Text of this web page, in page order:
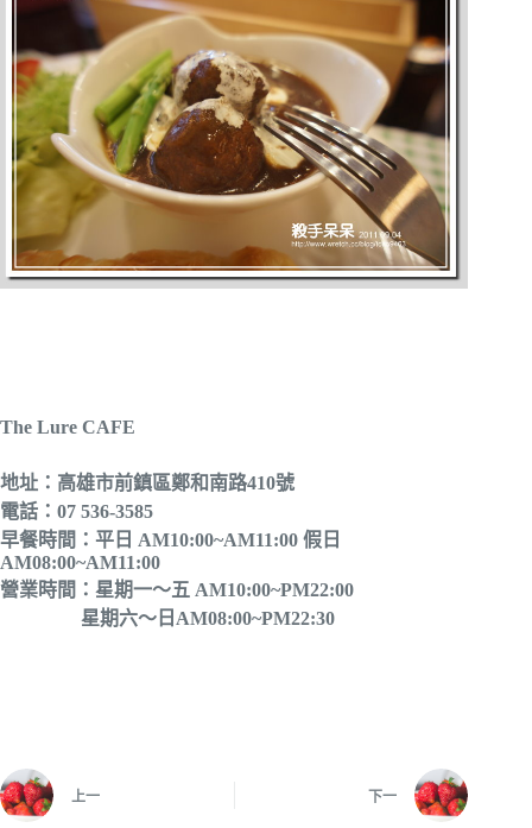
The Lure CAFE
地址：高雄市前鎮區鄭和南路410號
電話：07 536-3585
早餐時間：平日 AM10:00~AM11:00 假日
AM08:00~AM11:00
營業時間：星期一～五 AM10:00~PM22:00
星期六～日AM08:00~PM22:30
上一 下一